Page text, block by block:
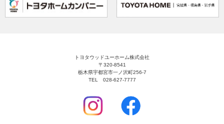
トヨタウッドユーホーム株式会社
〒320-8541
栃木県宇都宮市一ノ沢町256-7
TEL 028-627-7777